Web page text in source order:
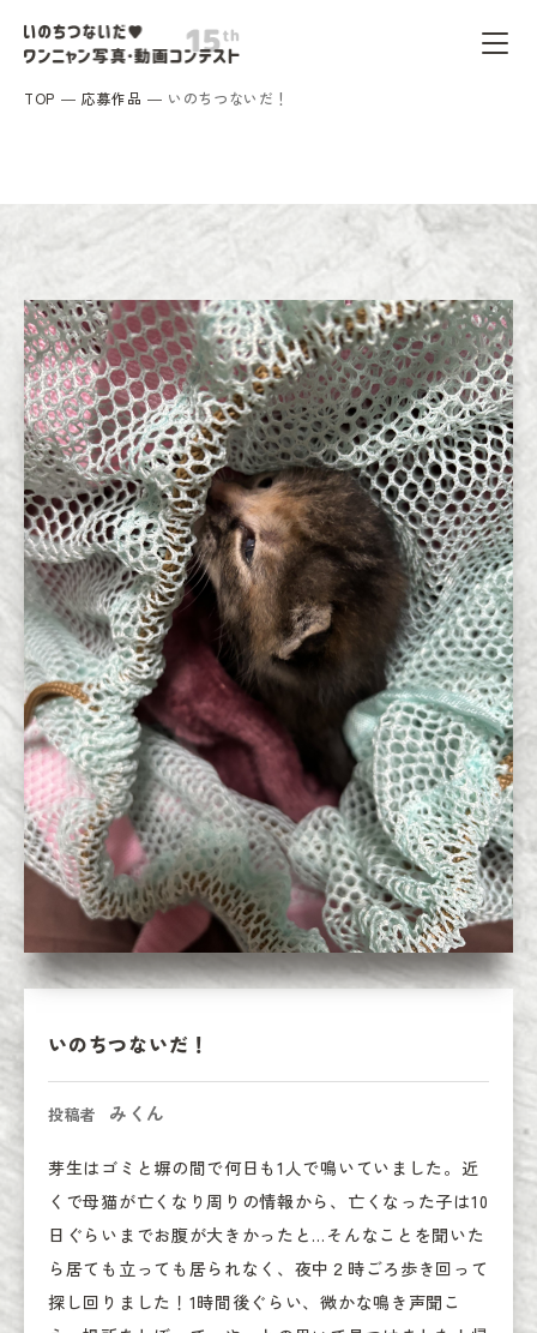
TOP 応募作品 いのちつないだ！
いのちつないだ！
投稿者 みくん
芽生はゴミと塀の間で何日も1人で鳴いていました。近
くで母猫が亡くなり周りの情報から、亡くなった子は10
日ぐらいまでお腹が大きかったと…そんなことを聞いた
ら居ても立っても居られなく、夜中２時ごろ歩き回って
探し回りました！1時間後ぐらい、微かな鳴き声聞こ